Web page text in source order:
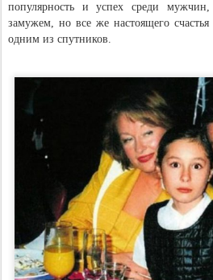
популярность и успех среди
замужем, но все же настоящего
одним из спутников.